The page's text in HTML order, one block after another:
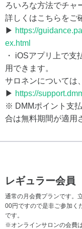
ろいろな方法でチャ
詳しくはこちらをご
▶ https://
ex.html
・ iOSアプリ上で支
用できます。
サロネンについては
▶ https://
※ DMMポイント支
合は無料期間が適用
レギュラー会員
通常の月会費プランです。
00円ですので是非ご参加く
です。
※オンラインサロンの会費